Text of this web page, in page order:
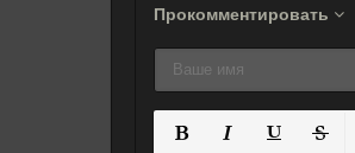
Прокомментировать